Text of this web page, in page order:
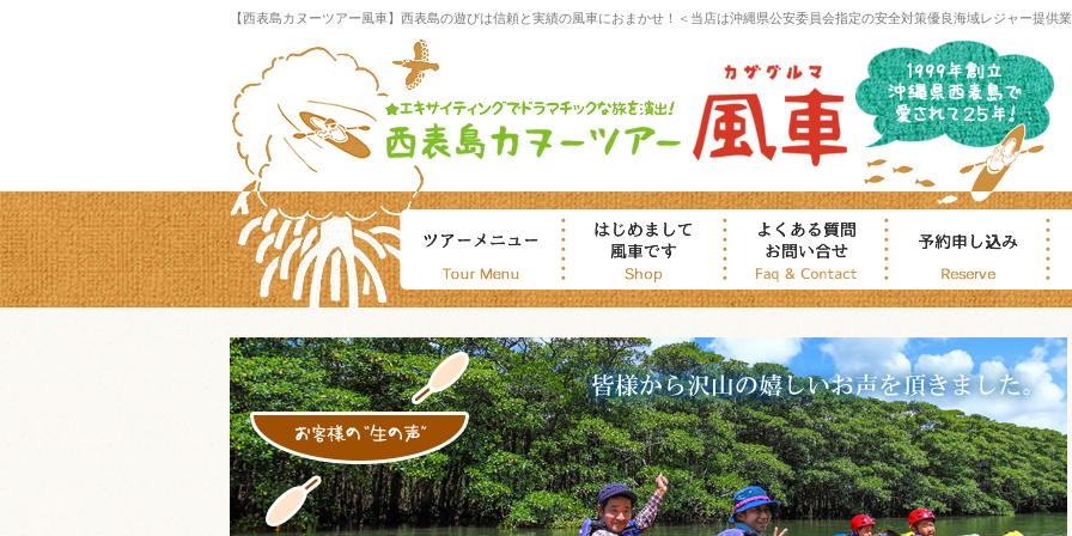
【西表島カヌーツアー風車】西表島の遊びは信頼と実績の風車におまかせ！＜当店は沖縄県公安委員会指定の安全対策優良海域レジャー提供